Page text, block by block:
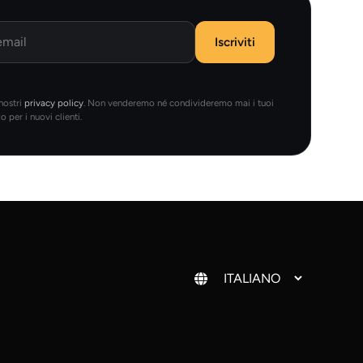
Iscriviti
privacy policy . Non venderemo né condivideremo mai i tuoi
per i nuovi clienti.
Cambia lingua